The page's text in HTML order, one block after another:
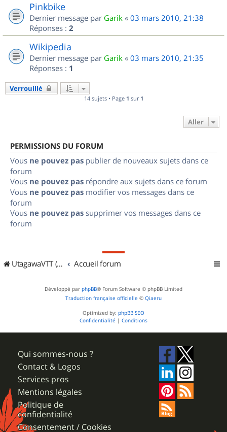
Pinkbike
Dernier message par Garik « 03 mars 2010, 21:38
Réponses : 2
Wikipedia
Dernier message par Garik « 03 mars 2010, 21:35
Réponses : 1
Verrouillé
14 sujets • Page 1 sur 1
Aller
PERMISSIONS DU FORUM
Vous ne pouvez pas publier de nouveaux sujets dans ce
forum
Vous ne pouvez pas répondre aux sujets dans ce forum
Vous ne pouvez pas modifier vos messages dans ce
forum
Vous ne pouvez pas supprimer vos messages dans ce
forum
UtagawaVTT (Randos VTT et VTTAE avec traces GPS) Accueil forum
Développé par phpBB® Forum Software © phpBB Limited
Traduction française officielle © Qiaeru
Optimized by: phpBB SEO
Confidentialité | Conditions
Qui sommes-nous ?
Contact & Logos
Services pros
Mentions légales
Politique de
confidentialité
Consentement / Cookies